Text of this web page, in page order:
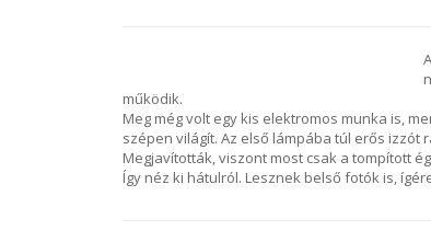
működik.
Meg még volt egy kis elektromos munka is,
szépen világít. Az első lámpába túl erős izzót
Megjavították, viszont most csak a tompított
Így néz ki hátulról. Lesznek belső fotók is,